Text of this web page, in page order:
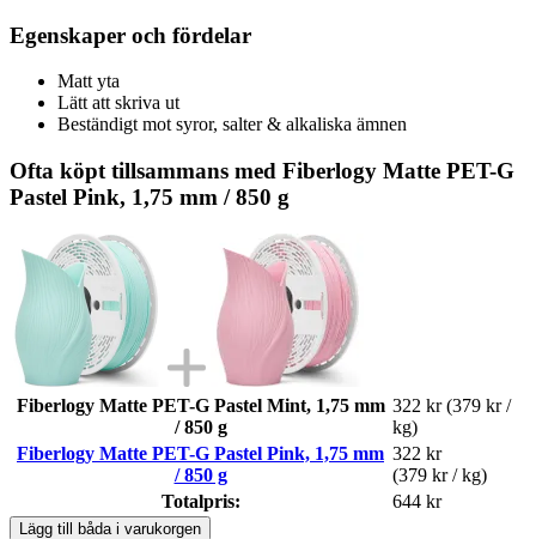
Egenskaper och fördelar
Matt yta
Lätt att skriva ut
Beständigt mot syror, salter & alkaliska ämnen
Ofta köpt tillsammans med Fiberlogy Matte PET-G
Pastel Pink, 1,75 mm / 850 g
Fiberlogy Matte PET-G Pastel Mint, 1,75 mm
/ 850 g
322 kr (379 kr /
kg)
Fiberlogy Matte PET-G Pastel Pink, 1,75 mm
/ 850 g
322 kr
(379 kr / kg)
Totalpris:
644 kr
Lägg till båda i varukorgen